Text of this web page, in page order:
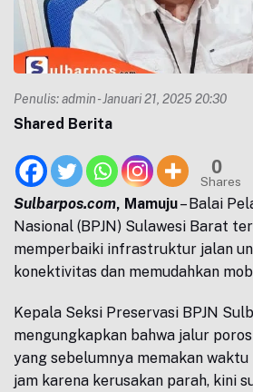
Penulis:admin- Januari 21, 2025 20:30
Shared Berita
0
Shares
Sulbarpos.com, Mamuju– Balai
Nasional (BPJN) Sulawesi Barat
memperbaiki infrastruktur jalan
konektivitas dan memudahkan
Kepala Seksi Preservasi BPJN
mengungkapkan bahwa jalur
yang sebelumnya memakan
jam karena kerusakan parah, kini